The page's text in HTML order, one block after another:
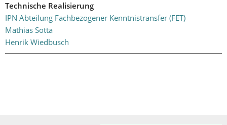
Technische Realisierung
IPN Abteilung Fachbezogener Kenntnistransfer (FET)
Mathias Sotta
Henrik Wiedbusch